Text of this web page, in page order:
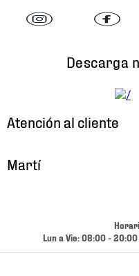
Descarga
Atención al cliente
Cambios y Devoluciones
Martí
Lun a Vie: 08:00 -